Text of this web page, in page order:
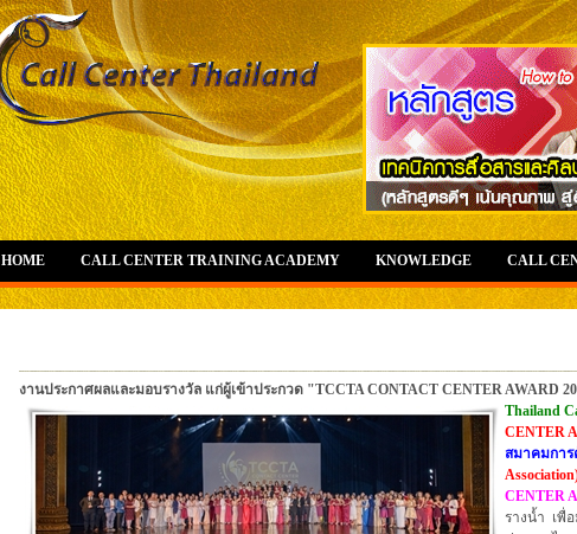
HOME CALL CENTER TRAINING ACADEMY KNOWLEDGE CALL
งานประกาศผลและมอบรางวัล แก่ผู้เข้าประกวด "TCCTA CONTACT CENTER AWARD
Thailand
CENTER
สมาคมกา
CENTER
รางน้ำ เพื่